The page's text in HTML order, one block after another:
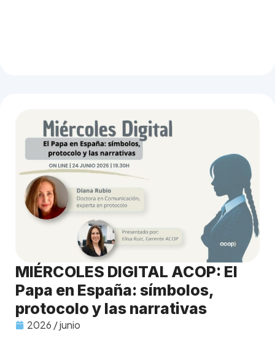
MIÉRCOLES DIGITAL ACOP: El
Papa en España: símbolos,
protocolo y las narrativas
2026 / junio